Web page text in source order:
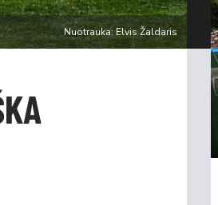
Nuotrauka: Elvis Žaldaris